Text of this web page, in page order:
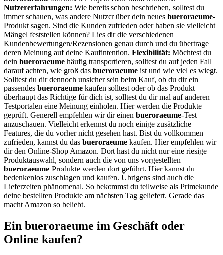
Nutzererfahrungen: Wie bereits schon beschrieben, solltest du
immer schauen, was andere Nutzer über dein neues bueroraeume-
Produkt sagen. Sind die Kunden zufrieden oder haben sie vielleicht
Mängel feststellen können? Lies dir die verschiedenen
Kundenbewertungen/Rezensionen genau durch und du übertrage
deren Meinung auf deine Kaufintention. Flexibilität: Möchtest du
dein bueroraeume häufig transportieren, solltest du auf jeden Fall
darauf achten, wie groß das bueroraeume ist und wie viel es wiegt.
Solltest du dir dennoch unsicher sein beim Kauf, ob du dir ein
passendes bueroraeume kaufen solltest oder ob das Produkt
überhaupt das Richtige für dich ist, solltest du dir mal auf anderen
Testportalen eine Meinung einholen. Hier werden die Produkte
geprüft. Generell empfehlen wir dir einen bueroraeume-Test
anzuschauen. Vielleicht erkennst du noch einige zusätzliche
Features, die du vorher nicht gesehen hast. Bist du vollkommen
zufrieden, kannst du das bueroraeume kaufen. Hier empfehlen wir
dir den Online-Shop Amazon. Dort hast du nicht nur eine riesige
Produktauswahl, sondern auch die von uns vorgestellten
bueroraeume-Produkte werden dort geführt. Hier kannst du
bedenkenlos zuschlagen und kaufen. Übrigens sind auch die
Lieferzeiten phänomenal. So bekommst du teilweise als Primekunde
deine bestellten Produkte am nächsten Tag geliefert. Gerade das
macht Amazon so beliebt.
Ein bueroraeume im Geschäft oder
Online kaufen?